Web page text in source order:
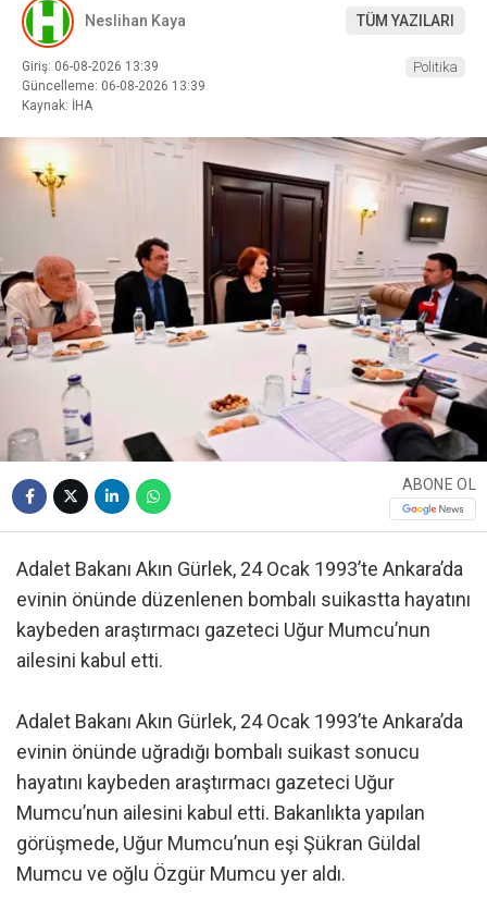
Neslihan Kaya TÜM YAZILARI
Giriş: 06-08-2026 13:39
Güncelleme: 06-08-2026 13:39
Kaynak: İHA
Politika
ABONE OL
Adalet Bakanı Akın Gürlek, 24 Ocak 1993’te Ankara’da
evinin önünde düzenlenen bombalı suikastta hayatını
kaybeden araştırmacı gazeteci Uğur Mumcu’nun
ailesini kabul etti.
Adalet Bakanı Akın Gürlek, 24 Ocak 1993’te Ankara’da
evinin önünde uğradığı bombalı suikast sonucu
hayatını kaybeden araştırmacı gazeteci Uğur
Mumcu’nun ailesini kabul etti. Bakanlıkta yapılan
görüşmede, Uğur Mumcu’nun eşi Şükran Güldal
Mumcu ve oğlu Özgür Mumcu yer aldı.